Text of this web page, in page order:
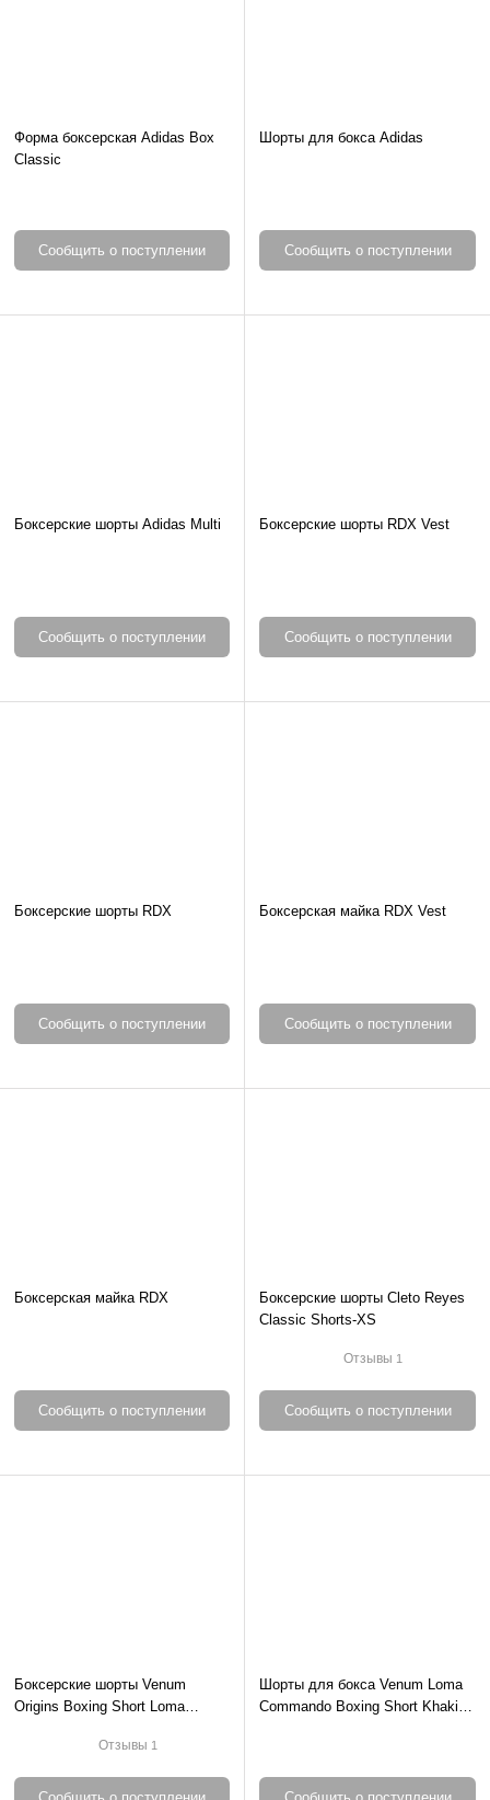
Форма боксерская Adidas Box
Classic
Сообщить о поступлении
Шорты для бокса Adidas
Сообщить о поступлении
Боксерские шорты Adidas Multi
Сообщить о поступлении
Боксерские шорты RDX Vest
Сообщить о поступлении
Боксерские шорты RDX
Сообщить о поступлении
Боксерская майка RDX Vest
Сообщить о поступлении
Боксерская майка RDX
Сообщить о поступлении
Боксерские шорты Cleto Reyes
Classic Shorts-XS
Отзывы 1
Сообщить о поступлении
Боксерские шорты Venum
Origins Boxing Short Loma
Отзывы 1
Шорты для бокса Venum Loma
Commando Boxing Short Khaki-